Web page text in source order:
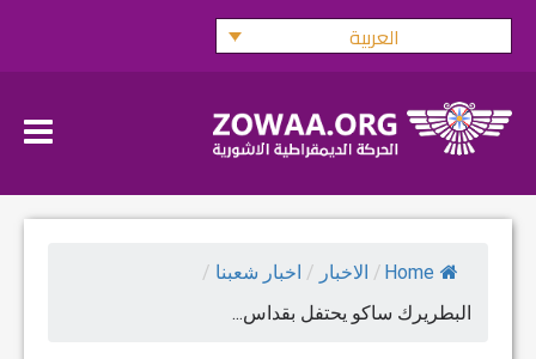
Skip
العربية
Home
/ الاخبار / اخبار شعبنا /
البطريرك ساكو يحتفل بقداس...